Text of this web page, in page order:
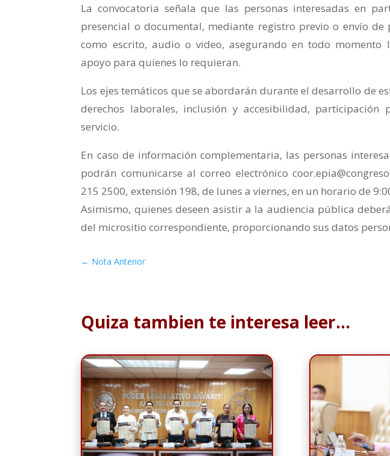
La convocatoria señala que las personas interesadas en
presencial o documental, mediante registro previo o envío de
como escrito, audio o video, asegurando en todo momento
apoyo para quienes lo requieran.
Los ejes temáticos que se abordarán durante el desarrollo de
derechos laborales, inclusión y accesibilidad,
servicio.
En caso de información complementaria, las personas
podrán comunicarse al correo electrónico
215 2500, extensión 198, de lunes a viernes, en un horario de
Asimismo, quienes deseen asistir a la audiencia pública
del micrositio correspondiente, proporcionando sus datos
← Nota Anterior
Quiza tambien te interesa leer…